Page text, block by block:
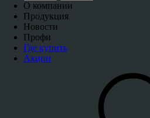
О компании
Продукция
Новости
Профи
Где купить
Акции